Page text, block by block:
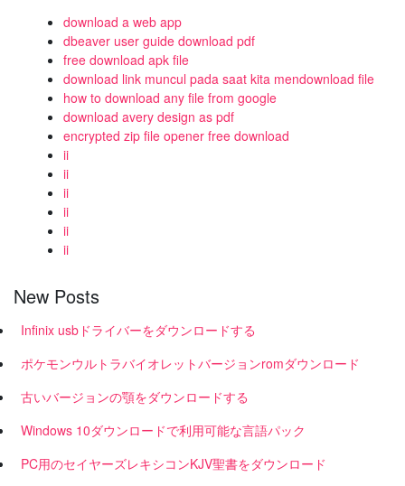
download a web app
dbeaver user guide download pdf
free download apk file
download link muncul pada saat kita mendownload file
how to download any file from google
download avery design as pdf
encrypted zip file opener free download
ii
ii
ii
ii
ii
ii
New Posts
Infinix usbドライバーをダウンロードする
ポケモンウルトラバイオレットバージョンromダウンロード
古いバージョンの顎をダウンロードする
Windows 10ダウンロードで利用可能な言語パック
PC用のセイヤーズレキシコンKJV聖書をダウンロード